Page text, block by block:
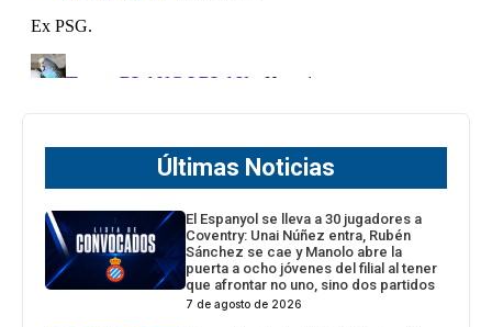
Últimas Noticias
El Espanyol se lleva a 30 jugadores a
Coventry: Unai Núñez entra, Rubén
Sánchez se cae y Manolo abre la
puerta a ocho jóvenes del filial al tener
que afrontar no uno, sino dos partidos
7 de agosto de 2026